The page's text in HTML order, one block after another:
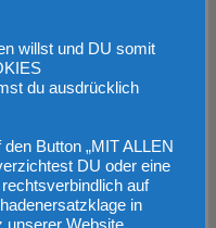
los, Herbert Kickl auf
bereits 2 Stunden
reißt nicht ab
willst und DU somit
du ausdrücklich
Button „MIT ALLEN
DU oder eine
auf
in
unserer Website.